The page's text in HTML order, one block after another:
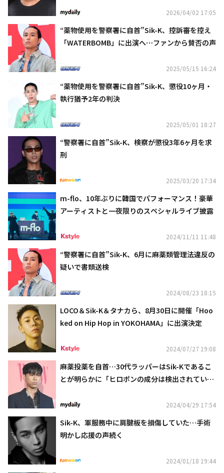
2026/04/02 17:05
“薬物使用を警察署に自首”Sik-K、控訴審を控え
「WATERBOMB」に出演へ⋯ファンから賛否の声
2025/05/15 16:24
“薬物使用を警察署に自首”Sik-K、懲役10ヶ月・
執行猶予2年の判決
2025/05/01 18:27
“警察署に自首”Sik-K、検察が懲役3年6ヶ月を求
刑
2025/03/20 17:34
m-flo、10年ぶりに韓国でパフォーマンス！豪華
アーティストと一夜限りのスペシャルライブ披露
2024/11/11 11:48
“警察署に自首”Sik-K、6月に麻薬類管理法違反の
疑いで書類送検
2024/08/23 18:15
LOCO＆Sik-K＆タナカら、8月30日に開催「Hoo
ked on Hip Hop in YOKOHAMA」に出演決定
2024/07/27 19:08
麻薬投薬を自首…30代ラッパーはSik-Kであるこ
とが明らかに「ヒロポンの成分は検出されていな
2024/04/29 17:54
Sik-K、軍服務中に肩腱板を損傷していた…手術
明かし応援の声続く
2024/01/18 19:44